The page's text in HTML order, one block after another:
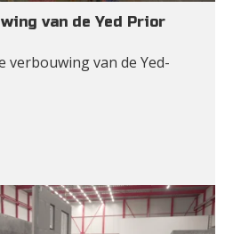
van de Yed Prior
verbouwing van de Yed-